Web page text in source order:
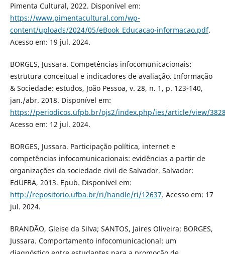
Pimenta Cultural, 2022. Disponível em:
https://www.pimentacultural.com/wp-
content/uploads/2024/05/eBook_Educacao-informacao.pdf.
Acesso em: 19 jul. 2024.
BORGES, Jussara. Competências infocomunicacionais:
estrutura conceitual e indicadores de avaliação. Informação
& Sociedade: estudos, João Pessoa, v. 28, n. 1, p. 123-140,
jan./abr. 2018. Disponível em:
https://periodicos.ufpb.br/ojs2/index.php/ies/article/view/
Acesso em: 12 jul. 2024.
BORGES, Jussara. Participação política, internet e
competências infocomunicacionais: evidências a partir de
organizações da sociedade civil de Salvador. Salvador:
EdUFBA, 2013. Epub. Disponível em:
http://repositorio.ufba.br/ri/handle/ri/12637. Acesso em: 17
jul. 2024.
BRANDÃO, Gleise da Silva; SANTOS, Jaires Oliveira; BORGES,
Jussara. Comportamento infocomunicacional: um